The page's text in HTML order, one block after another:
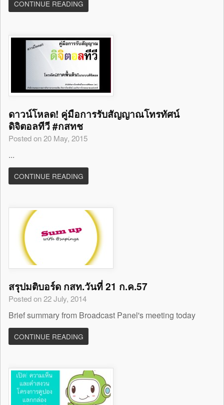
CONTINUE READING
ดาวน์โหลด! คู่มือการรับสัญญาณโทรทัศน์
ดิจิตอลทีวี #กสทช
Posted on 20 May, 2015
...
CONTINUE READING
สรุปมติบอร์ด กสท.วันที่ 21 ก.ค.57
Posted on 22 July, 2014
Brief summary from Broadcast Panel's meeting today
CONTINUE READING